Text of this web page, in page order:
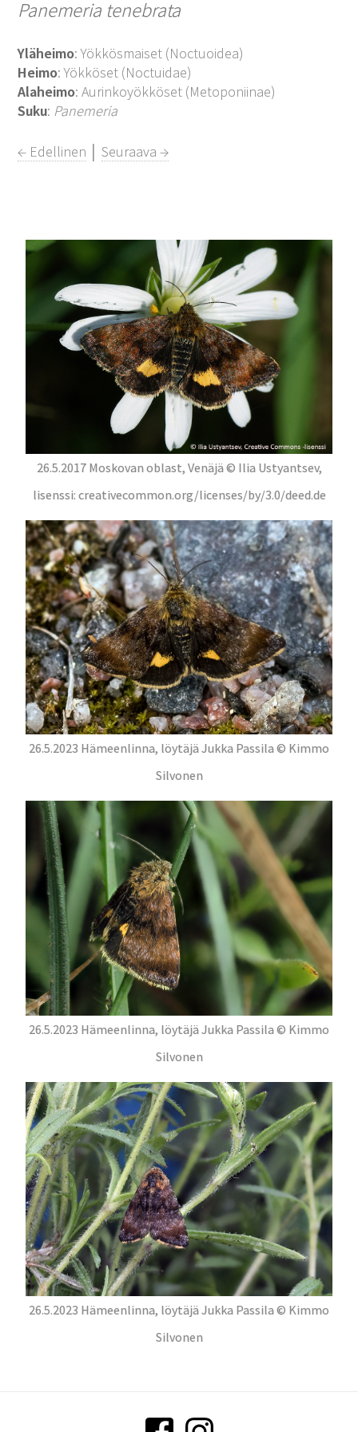
Panemeria tenebrata
Yläheimo: Yökkösmaiset (Noctuoidea)
Heimo: Yökköset (Noctuidae)
Alaheimo: Aurinkoyökköset (Metoponiinae)
Suku: Panemeria
← Edellinen │Seuraava →
26.5.2017 Moskovan oblast, Venäjä © Ilia Ustyantsev,
lisenssi: creativecommon.org/licenses/by/3.0/deed.de
26.5.2023 Hämeenlinna, löytäjä Jukka Passila © Kimmo
Silvonen
26.5.2023 Hämeenlinna, löytäjä Jukka Passila © Kimmo
Silvonen
26.5.2023 Hämeenlinna, löytäjä Jukka Passila © Kimmo
Silvonen